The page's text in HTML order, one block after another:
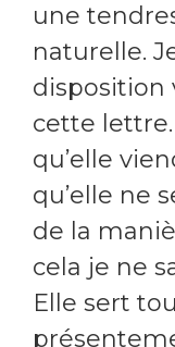
une
naturelle.
disposition
cette
qu’elle
qu’elle ne
de la
cela je ne
Elle sert